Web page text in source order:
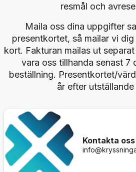
resmål och
Maila oss dina uppgifter
presentkortet, så mailar vi
kort. Fakturan mailas ut
vara oss tillhanda senast 7
beställning. Presentkortet/
år efter utställande
Kontakta oss